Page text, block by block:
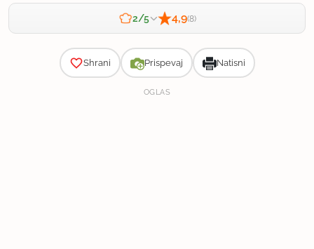
2/5 4,9(8)
Shrani Prispevaj Natisni
OGLAS